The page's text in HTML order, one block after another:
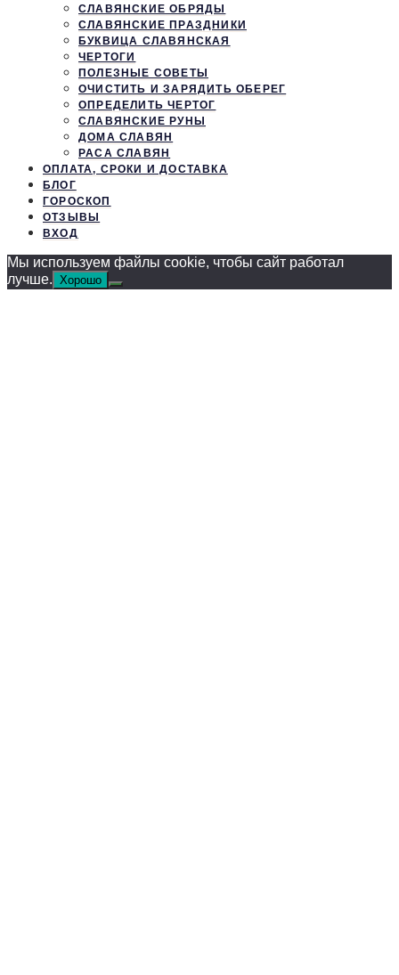
СЛАВЯНСКИЕ ОБРЯДЫ
СЛАВЯНСКИЕ ПРАЗДНИКИ
БУКВИЦА СЛАВЯНСКАЯ
ЧЕРТОГИ
ПОЛЕЗНЫЕ СОВЕТЫ
ОЧИСТИТЬ И ЗАРЯДИТЬ ОБЕРЕГ
ОПРЕДЕЛИТЬ ЧЕРТОГ
СЛАВЯНСКИЕ РУНЫ
ДОМА СЛАВЯН
РАСА СЛАВЯН
ОПЛАТА, СРОКИ И ДОСТАВКА
БЛОГ
ГОРОСКОП
ОТЗЫВЫ
ВХОД
Мы используем файлы cookie, чтобы сайт работал
лучше. Хорошо